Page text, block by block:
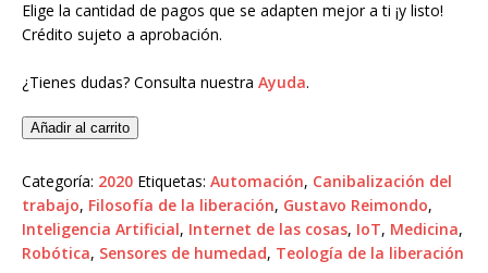
Elige la cantidad de pagos que se adapten mejor a ti ¡y listo!
Crédito sujeto a aprobación.
¿Tienes dudas? Consulta nuestra Ayuda.
Añadir al carrito
Categoría: 2020 Etiquetas: Automación, Canibalización del
trabajo, Filosofía de la liberación, Gustavo Reimondo,
Inteligencia Artificial, Internet de las cosas, IoT, Medicina,
Robótica, Sensores de humedad, Teología de la liberación